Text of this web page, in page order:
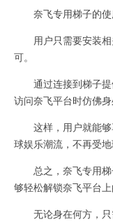
奈飞专用梯子的使
用户只需要安装相
可。
通过连接到梯子提
访问奈飞平台时仿佛
这样，用户就能够
球娱乐潮流，不再受地
总之，奈飞专用梯
够轻松解锁奈飞平台上
无论身在何方，只